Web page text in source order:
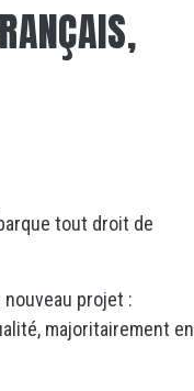
tout droit de
projet :
majoritairement en